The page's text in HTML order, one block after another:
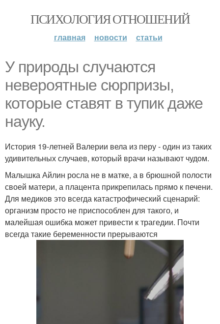
ПСИХОЛОГИЯ ОТНОШЕНИЙ
главная новости статьи
У природы случаются
невероятные сюрпризы,
которые ставят в тупик даже
науку.
История 19-летней Валерии вела из перу - один из таких
удивительных случаев, который врачи называют чудом.
Малышка Айлин росла не в матке, а в брюшной полости
своей матери, а плацента прикрепилась прямо к печени.
Для медиков это всегда катастрофический сценарий:
организм просто не приспособлен для такого, и
малейшая ошибка может привести к трагедии. Почти
всегда такие беременности прерываются